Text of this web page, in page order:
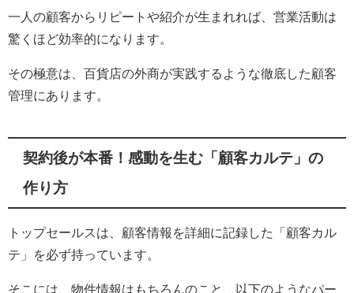
一人の顧客からリピートや紹介が生まれれば、営業活動は
驚くほど効率的になります。
その極意は、百貨店の外商が実践するような徹底した顧客
管理にあります。
契約後が本番！感動を生む「顧客カルテ」の
作り方
トップセールスは、顧客情報を詳細に記録した「顧客カル
テ」を必ず持っています。
そこには、物件情報はもちろんのこと、以下のようなパー